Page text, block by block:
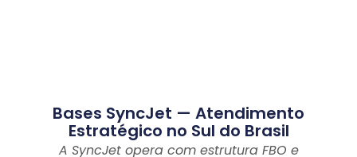
Bases SyncJet — Atendimento
Estratégico no Sul do Brasil
A SyncJet opera com estrutura FBO e